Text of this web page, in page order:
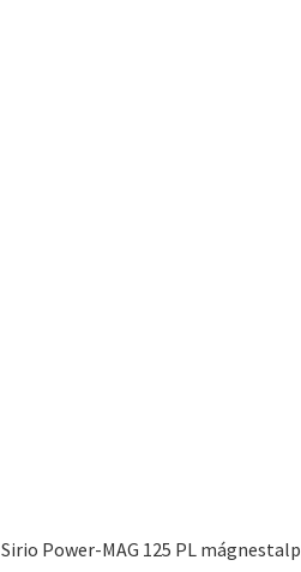
Sirio Power-MAG 125 PL mágnestalp